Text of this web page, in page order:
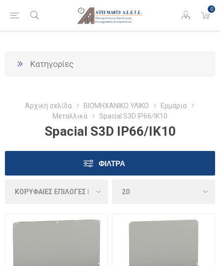
0
Κατηγορίες
Αρχική σελίδα ΒΙΟΜΗΧΑΝΙΚΟ ΥΛΙΚΟ
Ερμάρια
Μεταλλικά
Spacial S3D IP66/IK10
Spacial S3D IP66/IK10
ΦΊΛΤΡΑ